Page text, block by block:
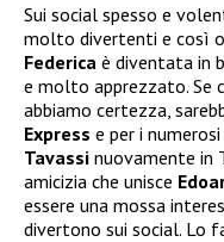
Sui social spesso e
molto divertenti e così
Federica è diventata in
e molto apprezzato. Se
abbiamo certezza,
Express e per i
Tavassi nuovamente in
amicizia che unisce
essere una mossa
divertono sui social. Lo